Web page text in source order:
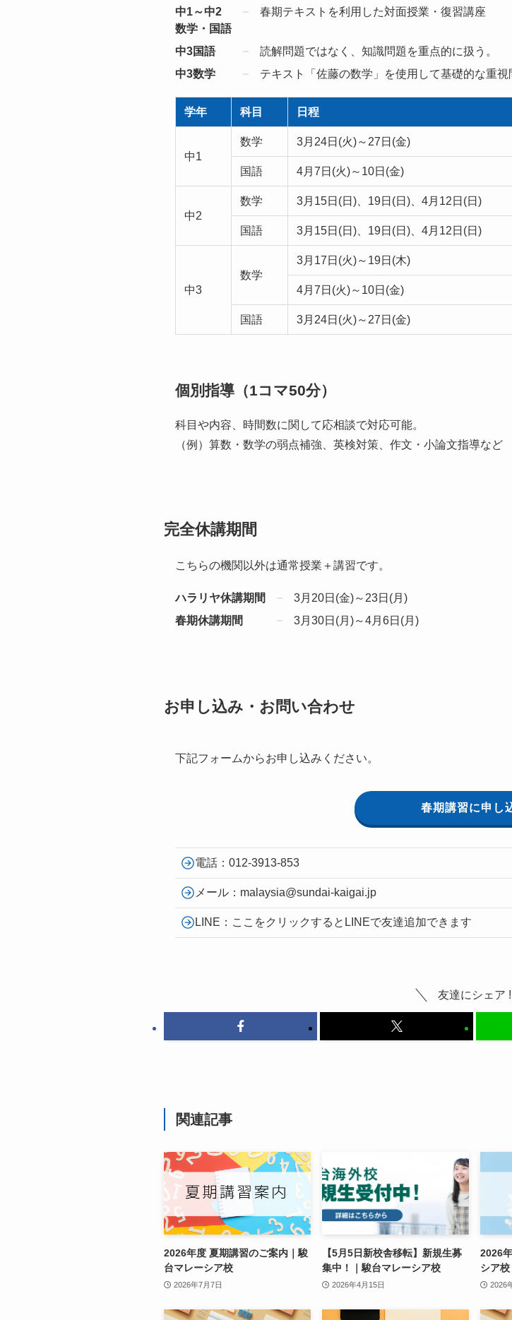
中1～中2
数学・国語
春期テキストを利用した対面授業・復習講座
中3国語
読解問題ではなく、知識問題を重点的に扱う。
中3数学
テキスト「佐藤の数学」を使用して基礎的な重視
学年 科目 日程
中1
数学 3月24日(火)～27日(金)
国語 4月7日(火)～10日(金)
中2
数学 3月15日(日)、19日(日)、4月12日(日)
国語 3月15日(日)、19日(日)、4月12日(日)
中3
数学
3月17日(火)～19日(木)
4月7日(火)～10日(金)
国語 3月24日(火)～27日(金)
個別指導（1コマ50分）
科目や内容、時間数に関して応相談で対応可能。
（例）算数・数学の弱点補強、英検対策、作文・小論文指導など
完全休講期間
こちらの機関以外は通常授業＋講習です。
ハラリヤ休講期間
3月20日(金)～23日(月)
春期休講期間
3月30日(月)～4月6日(月)
お申し込み・お問い合わせ
下記フォームからお申し込みください。
春期講習に申し
電話：012-3913-853
メール：malaysia@sundai-kaigai.jp
LINE：ここをクリックするとLINEで友達追加できます
友達にシェア !
関連記事
2026年度 夏期講習のご案内｜駿
台マレーシア校
2026年7月7日
【5月5日新校舎移転】新規生募
集中！｜駿台マレーシア校
2026年4月15日
2026
シア校
2026